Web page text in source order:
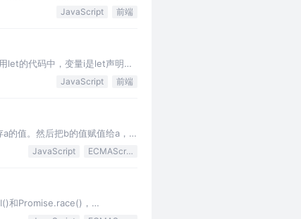
JavaScript 前端
let的代码中，变量i是let声明
…
JavaScript 前端
的值。然后把b的值赋值给a，
…
JavaScript ECMAScript 6
和Promise.race()，